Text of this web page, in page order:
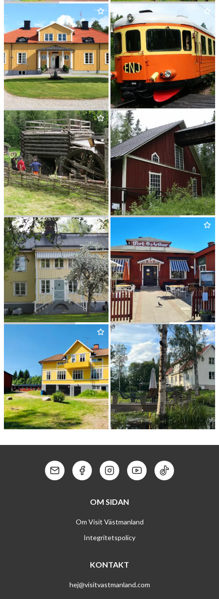
NOR­BERGS GRU­VMU­SE­UM
OCH MOSSGRUVEPARKEN
BJUR­FORS HOTELL
&KONFERENS
ENJ
NYA LAP­PHYT­TAN&KARL­
BERGS HEMBYGDSGÅRD
PORT ARTHUR
Kontakt: MailKontakt: Facebook
Kontakt: Instagram
Kontakt: Youtube
Kontakt: Tik
OM SIDAN
Om Visit Västmanland
Integritetspolicy
KONTAKT
hej@visitvastmanland.com